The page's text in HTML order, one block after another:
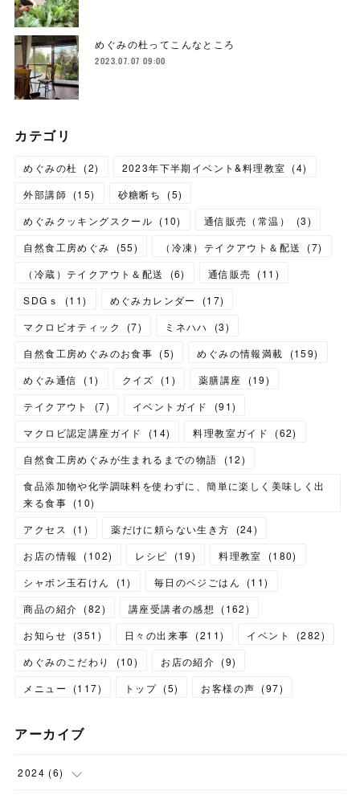
めぐみの杜ってこんなところ
2023.07.07 09:00
カテゴリ
めぐみの杜 (2) 2023年下半期イベント&料理教室 (4)
外部講師 (15) 砂糖断ち (5)
めぐみクッキングスクール (10) 通信販売（常温） (3)
自然食工房めぐみ
(55) （冷凍）テイクアウト＆配送 (7)
（冷蔵）テイクアウト＆配送
(6) 通信販売 (11 )
SDGｓ
(11) めぐみカレンダー (17)
マクロビオティック
(7) ミネハハ (3)
自然食工房めぐみのお食事 (5) めぐみの情報満載 (159)
めぐみ通信
(1) クイズ (1 ) 薬膳講座 (19)
テイクアウト
(7) イベントガイド (91)
マクロビ認定講座ガイド
(14) 料理教室ガイド (62)
自然食工房めぐみが生まれるまでの物語
(12)
食品添加物や化学調味料を使わずに、簡単に楽しく美味しく出
来る食事 (10)
アクセス
(1 ) 薬だけに頼らない生き方 (24)
お店の情報
(102) レシピ (19) 料理教室 (180)
シャボン玉石けん
(1) 毎日のベジごはん (11)
商品の紹介 (82) 講座受講者の感想 (162)
お知らせ (351 ) 日々の出来事 (211) イベント (282)
めぐみのこだわり
(10) お店の紹介 (9)
メニュー
(117) トップ (5) お客様の声 (97)
アーカイブ
2024 (6)